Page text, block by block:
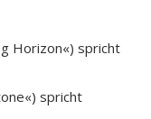
Horizon«) spricht
spricht